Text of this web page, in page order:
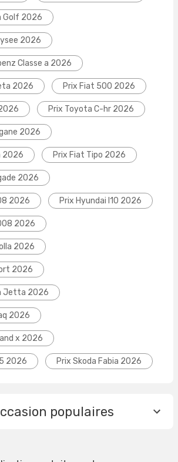
Golf 2026
2026
Classe a 2026
2026 Prix Fiat 500 2026
Prix Toyota C-hr 2026
2026
2026 Prix Fiat Tipo 2026
2026
2026 Prix Hyundai I10 2026
2026
2026
2026
Jetta 2026
2026
x 2026
2026 Prix Skoda Fabia 2026
populaires